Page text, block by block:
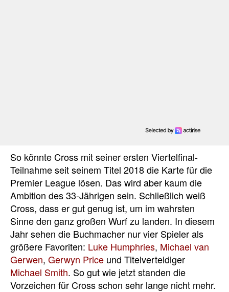
So könnte Cross mit seiner ersten Viertelfinal-
Teilnahme seit seinem Titel 2018 die Karte für die
Premier League lösen. Das wird aber kaum die
Ambition des 33-Jährigen sein. Schließlich weiß
Cross, dass er gut genug ist, um im wahrsten
Sinne den ganz großen Wurf zu landen. In diesem
Jahr sehen die Buchmacher nur vier Spieler als
größere Favoriten: Luke Humphries, Michael van
Gerwen, Gerwyn Price und Titelverteidiger
Michael Smith. So gut wie jetzt standen die
Vorzeichen für Cross schon sehr lange nicht mehr.